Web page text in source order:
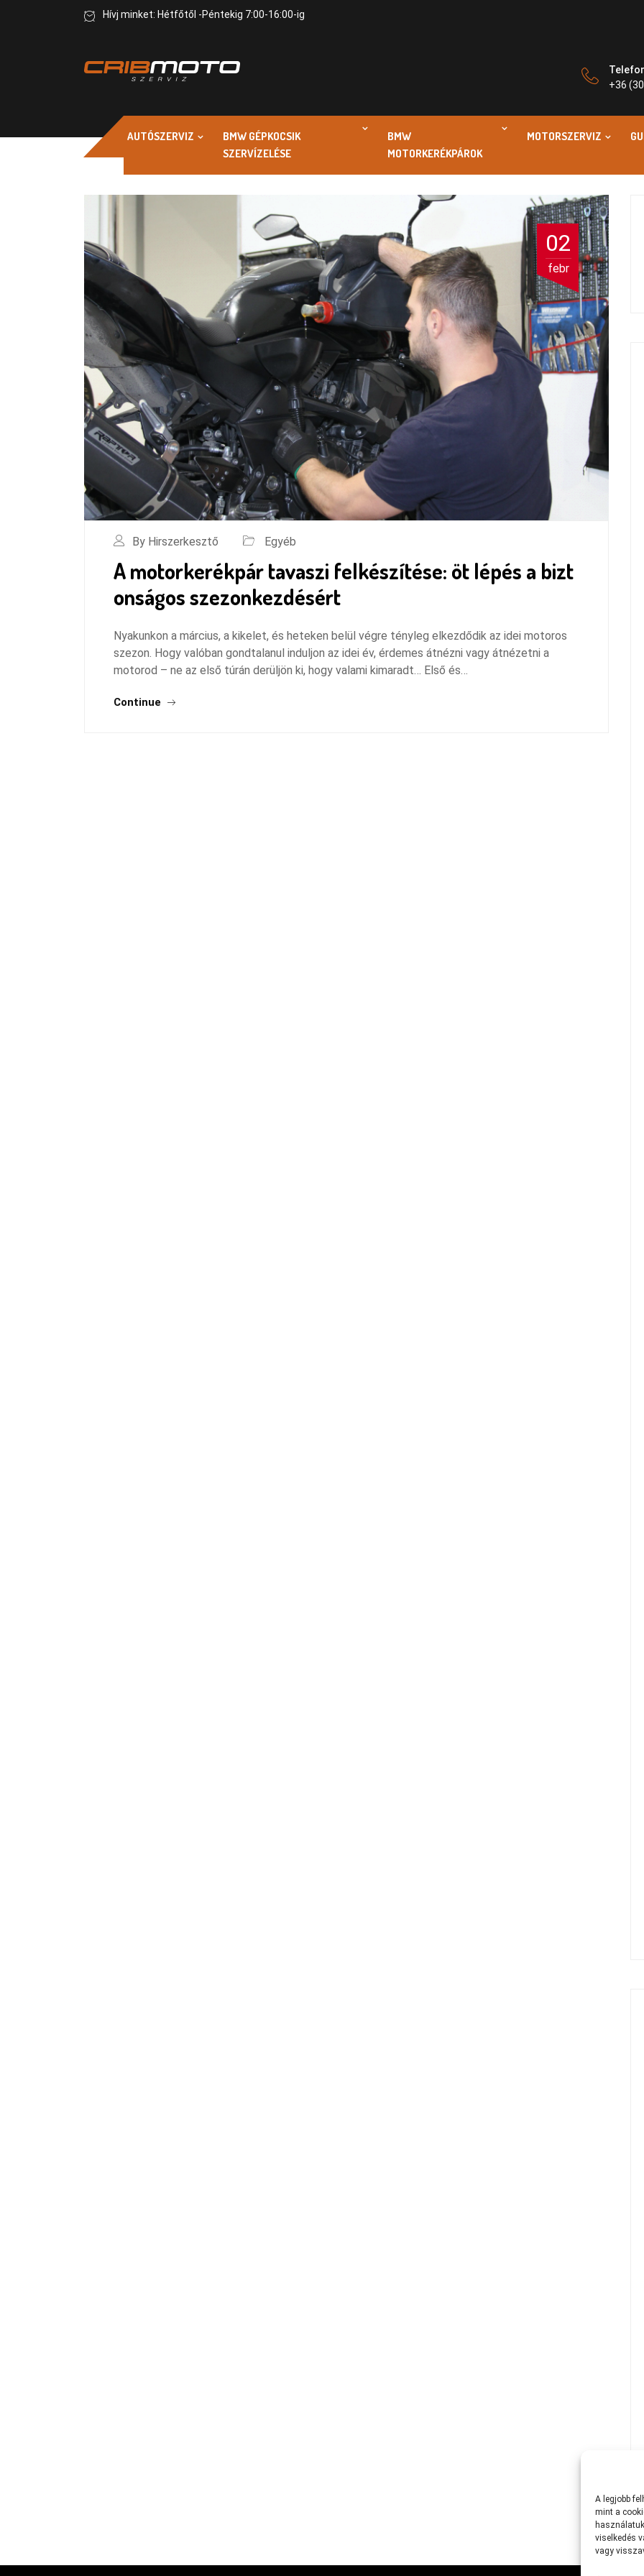
A legjobb
mint a
viselkedés
vagy
Hívj minket: Hétfőtől -Péntekig 7:00-16:00-ig
+36
AUTÓSZERVIZ
BMW GÉPKOCSIK
SZERVÍZELÉSE
BMW
MOTORKERÉKPÁROK
MOTORSZERVIZ
02
febr
By Hirszerkesztő Egyéb
A motorkerékpár tavaszi felkészítése: öt lépés a bizt
onságos szezonkezdésért
Nyakunkon a március, a kikelet, és heteken belül végre tényleg elkezdődik az idei motoros
szezon. Hogy valóban gondtalanul induljon az idei év, érdemes átnézni vagy átnézetni a
motorod – ne az első túrán derüljön ki, hogy valami kimaradt… Első és…
Continue